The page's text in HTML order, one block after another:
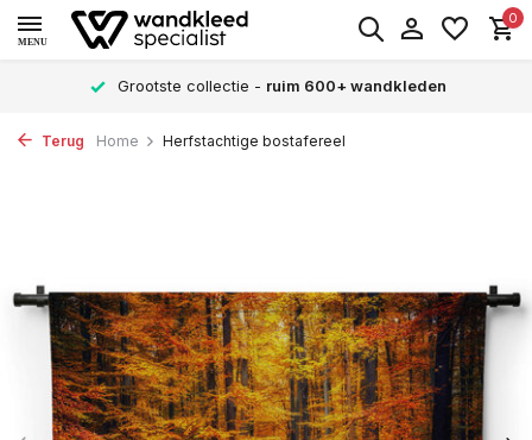
MENU
0
Grootste collectie - ruim 600+ wandkleden
Terug Home Herfstachtige bostafereel